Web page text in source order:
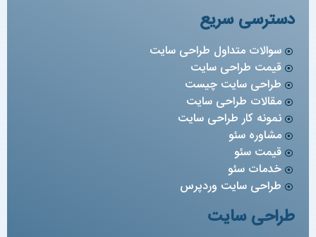
دسترسی سریع
سوالات متداول طراحی سایت
قیمت طراحی سایت
طراحی سایت چیست
مقالات طراحی سایت
نمونه کار طراحی سایت
مشاوره سئو
قیمت سئو
خدمات سئو
طراحی سایت وردپرس
طراحی سایت